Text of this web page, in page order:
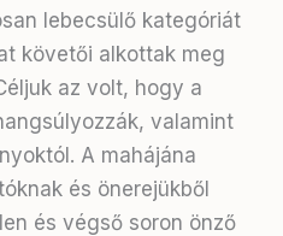
lebecsülő kategóriát
követői alkottak meg
az volt, hogy a
valamint
. A mahájána
és önerejükből
és végső soron önző